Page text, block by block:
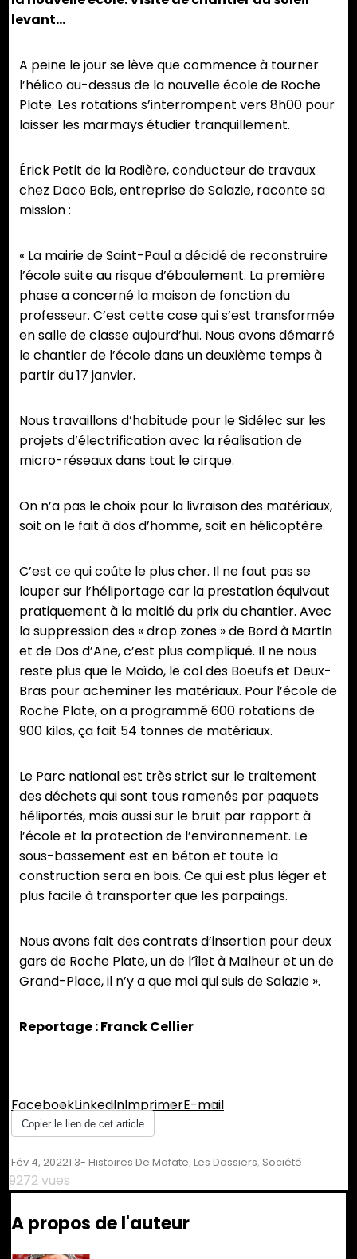
levant…
A peine le jour se lève que commence à tourner
l’hélico au-dessus de la nouvelle école de Roche
Plate. Les rotations s’interrompent vers 8h00 pour
laisser les marmays étudier tranquillement.
Érick Petit de la Rodière, conducteur de travaux
chez Daco Bois, entreprise de Salazie, raconte sa
mission :
« La mairie de Saint-Paul a décidé de reconstruire
l’école suite au risque d’éboulement. La première
phase a concerné la maison de fonction du
professeur. C’est cette case qui s’est transformée
en salle de classe aujourd’hui. Nous avons démarré
le chantier de l’école dans un deuxième temps à
partir du 17 janvier.
Nous travaillons d’habitude pour le Sidélec sur les
projets d’électrification avec la réalisation de
micro-réseaux dans tout le cirque.
On n’a pas le choix pour la livraison des matériaux,
soit on le fait à dos d’homme, soit en hélicoptère.
C’est ce qui coûte le plus cher. Il ne faut pas se
louper sur l’héliportage car la prestation équivaut
pratiquement à la moitié du prix du chantier. Avec
la suppression des « drop zones » de Bord à Martin
et de Dos d’Ane, c’est plus compliqué. Il ne nous
reste plus que le Maïdo, le col des Boeufs et Deux-
Bras pour acheminer les matériaux. Pour l’école de
Roche Plate, on a programmé 600 rotations de
900 kilos, ça fait 54 tonnes de matériaux.
Le Parc national est très strict sur le traitement
des déchets qui sont tous ramenés par paquets
héliportés, mais aussi sur le bruit par rapport à
l’école et la protection de l’environnement. Le
sous-bassement est en béton et toute la
construction sera en bois. Ce qui est plus léger et
plus facile à transporter que les parpaings.
Nous avons fait des contrats d’insertion pour deux
gars de Roche Plate, un de l’îlet à Malheur et un de
Grand-Place, il n’y a que moi qui suis de Salazie ».
Reportage : Franck Cellier
FacebookLinkedInImprimerE-mail
Copier le lien de cet article
Fév 4, 20221.3- Histoires De Mafate, Les Dossiers, Société
9272 vues
A propos de l'auteur